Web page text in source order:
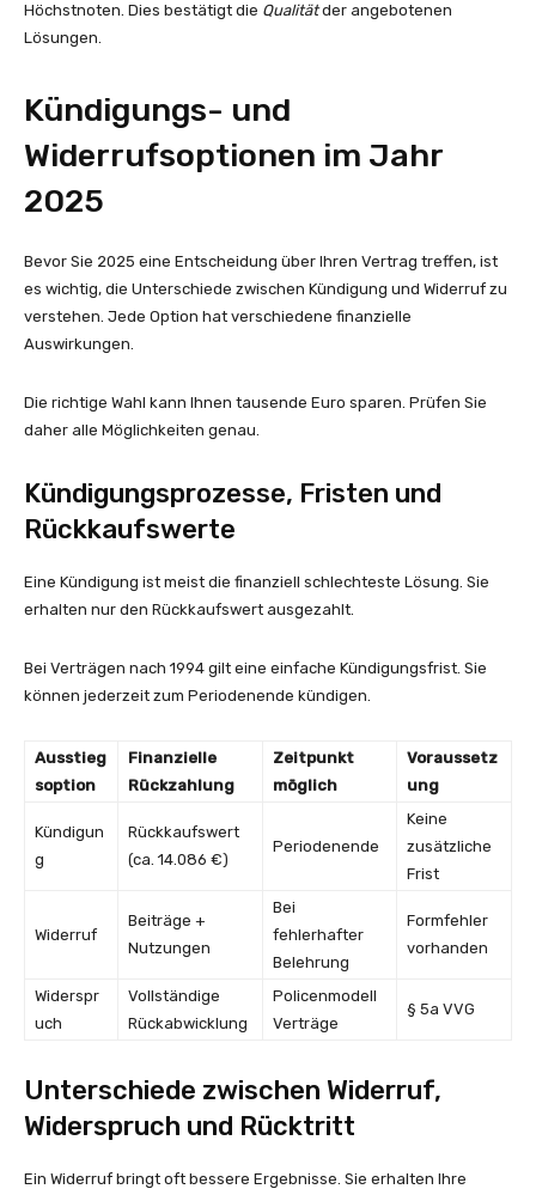
Höchstnoten. Dies bestätigt die Qualitätder angebotenen
Lösungen.
Kündigungs- und
Widerrufsoptionen im Jahr
2025
Bevor Sie 2025 eine Entscheidung über Ihren Vertrag treffen, ist
es wichtig, die Unterschiede zwischen Kündigung und Widerruf zu
verstehen. Jede Option hat verschiedene finanzielle
Auswirkungen.
Die richtige Wahl kann Ihnen tausende Euro sparen. Prüfen Sie
daher alle Möglichkeiten genau.
Kündigungsprozesse, Fristen und
Rückkaufswerte
Eine Kündigung ist meist die finanziell schlechteste Lösung. Sie
erhalten nur den Rückkaufswert ausgezahlt.
Bei Verträgen nach 1994 gilt eine einfache Kündigungsfrist. Sie
können jederzeit zum Periodenende kündigen.
Ausstieg
soption
Finanzielle
Rückzahlung
Zeitpunkt
möglich
Voraussetz
ung
Kündigun
g
Rückkaufswert
(ca. 14.086 €)
Periodenende
Keine
zusätzliche
Frist
Widerruf
Beiträge +
Nutzungen
Bei
fehlerhafter
Belehrung
Formfehler
vorhanden
Widerspr
uch
Vollständige
Rückabwicklung
Policenmodell
Verträge
§ 5a VVG
Unterschiede zwischen Widerruf,
Widerspruch und Rücktritt
Ein Widerruf bringt oft bessere Ergebnisse. Sie erhalten Ihre